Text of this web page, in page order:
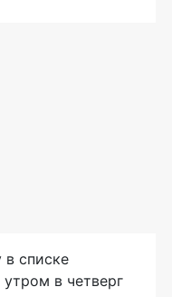
списке
в четверг